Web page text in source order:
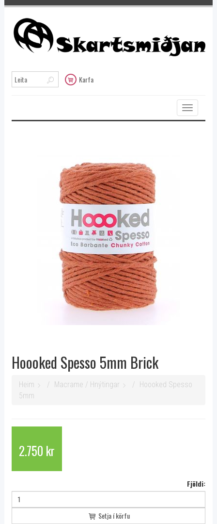
Karfa
Toggle
navigation
Hoooked Spesso 5mm Brick
Heim Macrame / Hnýtingar
Hoooked Spesso
5mm
2.750 kr
Fjöldi:
Setja í körfu